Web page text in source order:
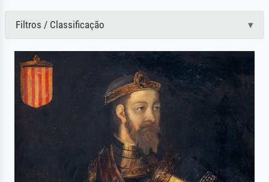
Filtros / Classificação